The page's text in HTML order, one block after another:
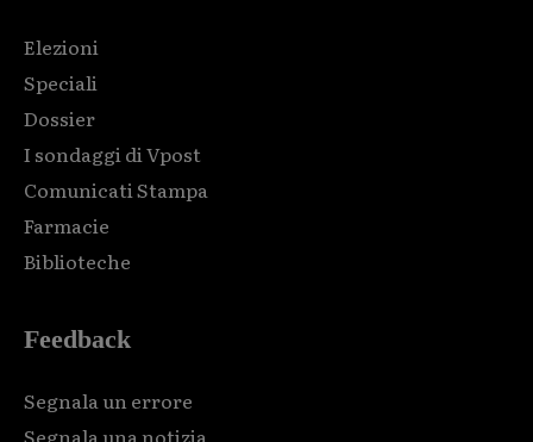
Elezioni
Speciali
Dossier
I sondaggi di Vpost
Comunicati Stampa
Farmacie
Biblioteche
Feedback
Segnala un errore
Segnala una notizia